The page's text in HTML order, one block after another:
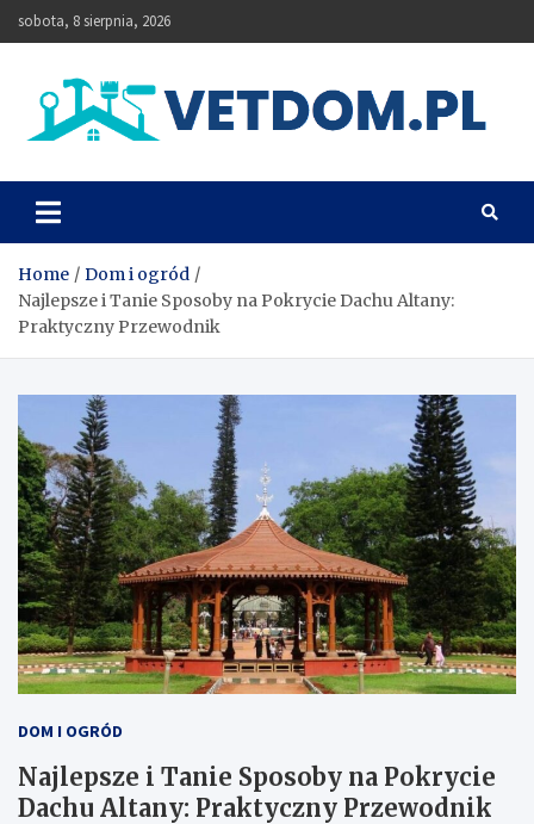
Skip
to
sobota, 8 sierpnia, 2026
Vetdom
Home
Dom i ogród
Najlepsze i Tanie Sposoby na Pokrycie Dachu Altany:
Praktyczny Przewodnik
DOM I OGRÓD
Najlepsze i Tanie Sposoby na Pokrycie
Dachu Altany: Praktyczny Przewodnik